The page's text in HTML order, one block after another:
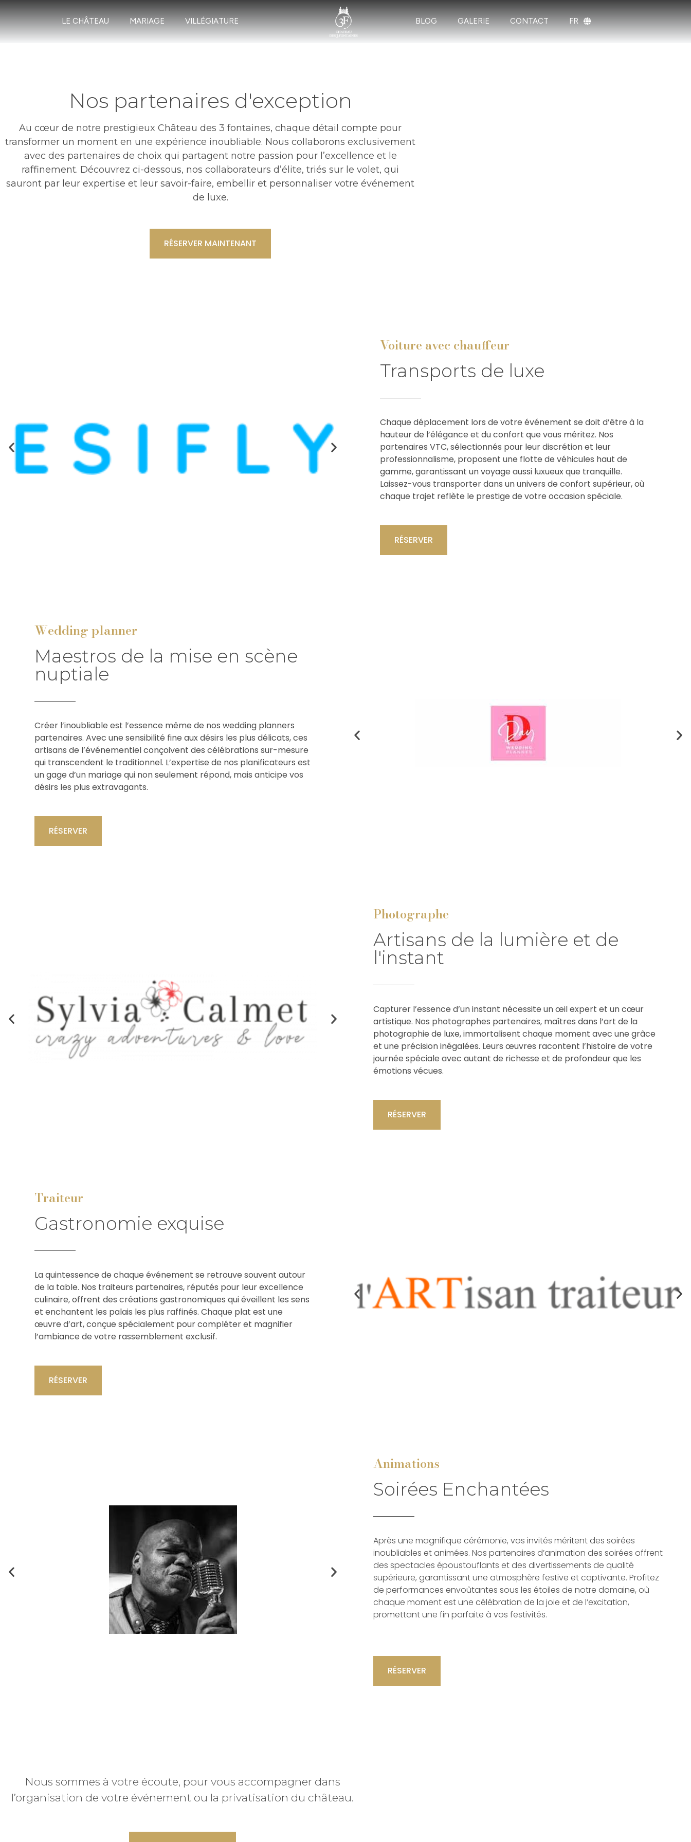
LE CHÂTEAU MARIAGE VILLÉGIATURE BLOG GALERIE CONTACT FR
Nos partenaires d'exception
Au cœur de notre prestigieux Château des 3 fontaines, chaque détail compte pour
transformer un moment en une expérience inoubliable. Nous collaborons exclusivement
avec des partenaires de choix qui partagent notre passion pour l’excellence et le
raffinement. Découvrez ci-dessous, nos collaborateurs d’élite, triés sur le volet, qui
sauront par leur expertise et leur savoir-faire, embellir et personnaliser votre événement
de luxe.
RÉSERVER MAINTENANT
Voiture avec chauffeur
Transports de luxe
Chaque déplacement lors de votre événement se doit d’être à la
hauteur de l’élégance et du confort que vous méritez. Nos
partenaires VTC, sélectionnés pour leur discrétion et leur
professionnalisme, proposent une flotte de véhicules haut de
gamme, garantissant un voyage aussi luxueux que tranquille.
Laissez-vous transporter dans un univers de confort supérieur, où
chaque trajet reflète le prestige de votre occasion spéciale.
RÉSERVER
Wedding planner
Maestros de la mise en scène
nuptiale
Créer l’inoubliable est l’essence même de nos wedding planners
partenaires. Avec une sensibilité fine aux désirs les plus délicats, ces
artisans de l’événementiel conçoivent des célébrations sur-mesure
qui transcendent le traditionnel. L’expertise de nos planificateurs est
un gage d’un mariage qui non seulement répond, mais anticipe vos
désirs les plus extravagants.
RÉSERVER
Photographe
Artisans de la lumière et de
l'instant
Capturer l’essence d’un instant nécessite un œil expert et un cœur
artistique. Nos photographes partenaires, maîtres dans l’art de la
photographie de luxe, immortalisent chaque moment avec une grâce
et une précision inégalées. Leurs œuvres racontent l’histoire de votre
journée spéciale avec autant de richesse et de profondeur que les
émotions vécues.
RÉSERVER
Traiteur
Gastronomie exquise
La quintessence de chaque événement se retrouve souvent autour
de la table. Nos traiteurs partenaires, réputés pour leur excellence
culinaire, offrent des créations gastronomiques qui éveillent les sens
et enchantent les palais les plus raffinés. Chaque plat est une
œuvre d’art, conçue spécialement pour compléter et magnifier
l’ambiance de votre rassemblement exclusif.
RÉSERVER
Animations
Soirées Enchantées
Après une magnifique cérémonie, vos invités méritent des soirées
inoubliables et animées. Nos partenaires d’animation des soirées offrent
des spectacles époustouflants et des divertissements de qualité
supérieure, garantissant une atmosphère festive et captivante. Profitez
de performances envoûtantes sous les étoiles de notre domaine, où
chaque moment est une célébration de la joie et de l’excitation,
promettant une fin parfaite à vos festivités.
RÉSERVER
Nous sommes à votre écoute, pour vous accompagner dans
l’organisation de votre événement ou la privatisation du château.